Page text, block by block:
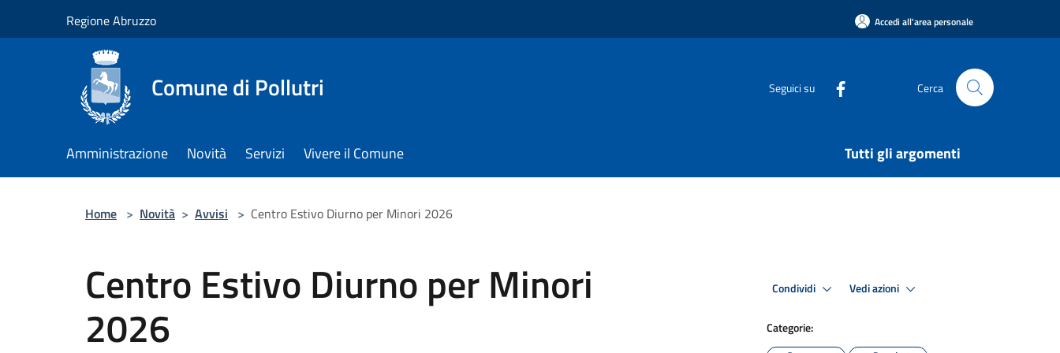
Regione Abruzzo Accedi all'area personale
Comune di Pollutri Seguici su Cerca
Amministrazione Novità Servizi Vivere il Comune Tutti gli argomenti
Home > Novità > Avvisi > Centro Estivo Diurno per Minori 2026
Centro Estivo Diurno per Minori
2026
Condividi Vedi azioni
Categorie: